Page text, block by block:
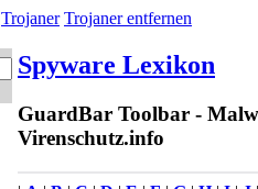
Trojaner Trojaner entfernen
Spyware Lexikon
GuardBar Toolbar -
Virenschutz.info